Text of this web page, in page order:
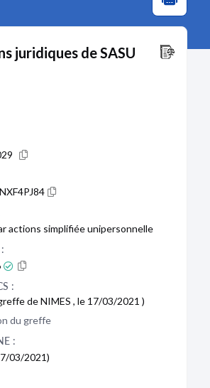
juridiques de SASU
actions simplifiée unipersonnelle
:
de NIMES , le 17/03/2021 )
du greffe
:
03/2021)